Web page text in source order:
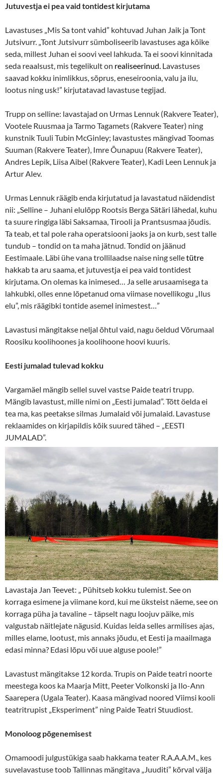
Jutuvestja ei pea vaid tontidest kirjutama
Lavastuses „Mis Sa tont vahid” kohtuvad Juhan Jaik ja Tont
Jutsivurr. „Tont Jutsivurr sümboliseerib lavastuses aga kõike
seda, millest Juhan ei soovi veel lahkuda. Ta ei soovi kinnitada
seda reaalsust, mis tegelikult on realiseerinud. Lavastuses
saavad kokku inimlikkus, sõprus, eneseiroonia, valu ja ilu,
lootus ning usk!” kirjutatavad lavastuse tegijad.
Trupp on selline: lavastajad on Urmas Lennuk (Rakvere Teater),
Vootele Ruusmaa ja Tarmo Tagamets (Rakvere Teater) ning
kunstnik Tuuli Tubin McGinley; lavastustes mängivad Toomas
Suuman (Rakvere Teater), Imre Õunapuu (Rakvere Teater),
Andres Lepik, Liisa Aibel (Rakvere Teater), Kadi Leen Lennuk ja
Artur Alev.
Urmas Lennuk räägib enda kirjutatud ja lavastatud näidendist
nii: „Selline – Juhani elulõpp Rootsis Berga Sätäri lähedal, kuhu
ta suure ringiga läbi Saksamaa, Tirooli ja Prantsusmaa jõudis.
Ta teab, et tal pole raha operatsiooni jaoks ja on kurb, sest talle
tundub – tondid on ta maha jätnud. Tondid on jäänud
Eestimaale. Läbi ühe vana trollilaadse naise ning selletütre
hakkab ta aru saama, et jutuvestja ei pea vaid tontidest
kirjutama. On olemas ka inimesed… Ja selle arusaamisega ta
lahkubki, olles enne lõpetanud oma viimase novellikogu „Ilus
elu”, mis räägibki tontide asemel inimestest…”
Lavastusi mängitakse neljal õhtul vaid, nagu öeldud Võrumaal
Roosiku koolihoones ja koolihoone hoovi kuuris.
Eesti jumalad tulevad kokku
Vargamäel mängib sellel suvel vastse Paide teatri trupp.
Mängib lavastust, mille nimi on „Eesti jumalad”. Tõtt öelda ei
tea ma, kas peetakse silmas Jumalaid või jumalaid. Lavastuse
reklaamides on kirjapildis kõik suured tähed – „EESTI
JUMALAD”.
Lavastaja Jan Teevet: „ Pühitseb kokku tulemist. See on
korraga esimene ja viimane kord, kui me üksteist näeme, see on
korraga püha ja tavaline – täpselt nagu loojuv päike, mis
valgustab näitlejate nägusid. Kuidas leida selles armilises ajas,
milles elame, lootust, mis annaks jõudu, et Eesti ja maailmaga
edasi minna? Edasi lõpu või uue alguse poole!”
Lavastust mängitakse 12 korda. Trupis on Paide teatri noorte
meestega koos ka Maarja Mitt, Peeter Volkonski ja Ilo-Ann
Saarepera (Ugala Teater). Kaasa mängivad noored Viimsi kooli
teatritrupist „Eksperiment” ning Paide Teatri Stuudiost.
Monoloog põgenemisest
Omamoodi julgustükiga saab hakkama teater R.A.A.A.M., kes
suvelavastuse toob Tallinnas mängitava „Juuditi” kõrval välja